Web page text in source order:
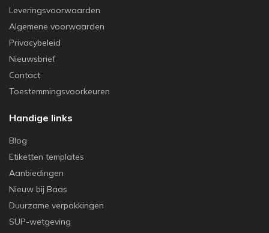
Leveringsvoorwaarden
Algemene voorwaarden
Privacybeleid
Nieuwsbrief
Contact
Toestemmingsvoorkeuren
Handige links
Blog
Etiketten templates
Aanbiedingen
Nieuw bij Baas
Duurzame verpakkingen
SUP-wetgeving